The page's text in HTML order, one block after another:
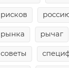
рисков
рынка рычаг
советы